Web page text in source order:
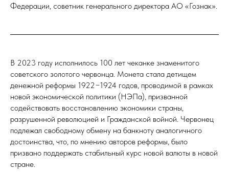
Федерации, советник генерального директора АО «Гознак».
В 2023 году исполнилось 100 лет чеканке знаменитого
советского золотого червонца. Монета стала детищем
денежной реформы 1922−1924 годов, проводимой в рамках
новой экономической политики (НЭПа), призванной
содействовать восстановлению экономики страны,
разрушенной революцией и Гражданской войной. Червонец
подлежал свободному обмену на банкноту аналогичного
достоинства, что, по мнению авторов реформы, было
призвано поддержать стабильный курс новой валюты в новой
стране.